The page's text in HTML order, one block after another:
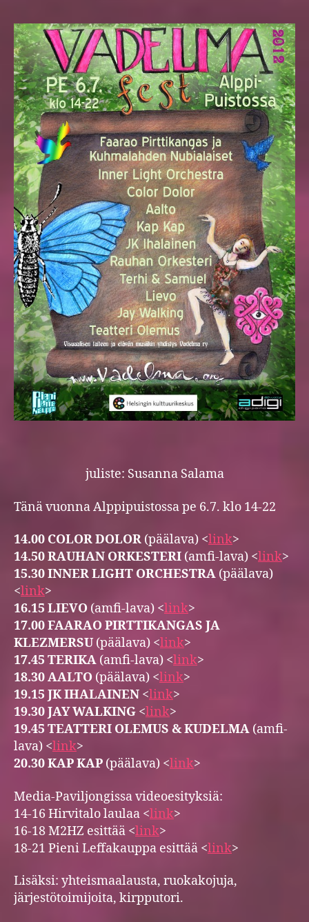
juliste: Susanna Salama
Tänä vuonna Alppipuistossa pe 6.7. klo 14-22
14.00 COLOR DOLOR (päälava) <link>
14.50 RAUHAN ORKESTERI (amfi-lava) <link>
15.30 INNER LIGHT ORCHESTRA (päälava)
<link>
16.15 LIEVO (amfi-lava) <link>
17.00 FAARAO PIRTTIKANGAS JA
KLEZMERSU(päälava) <link>
17.45 TERIKA (amfi-lava) <link>
18.30 AALTO (päälava) <link>
19.15 JK IHALAINEN <link>
19.30 JAY WALKING <link>
19.45 TEATTERI OLEMUS & KUDELMA (amfi-
lava) <link>
20.30 KAP KAP (päälava) <link>
Media-Paviljongissa videoesityksiä:
14-16 Hirvitalo laulaa <link>
16-18 M2HZ esittää <link>
18-21 Pieni Leffakauppa esittää <link>
Lisäksi: yhteismaalausta, ruokakojuja,
järjestötoimijoita, kirpputori.